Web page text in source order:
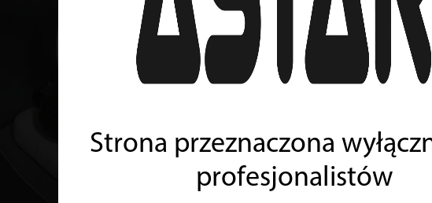
Strona przeznaczona
profesjonalistów